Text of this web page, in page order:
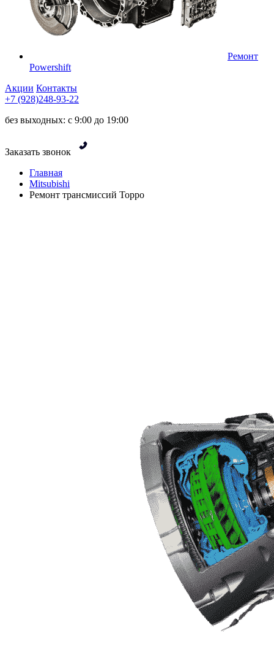
Ремонт
Powershift
Акции Контакты
+7 (928)248-93-22
без выходных: с 9:00 до 19:00
Заказать звонок
Главная
Mitsubishi
Ремонт трансмиссий Toppo